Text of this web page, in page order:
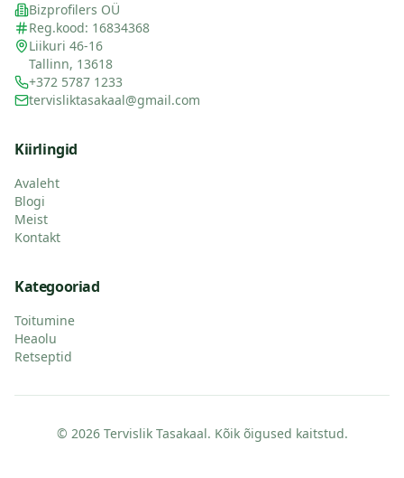
Bizprofilers OÜ
Reg.kood: 16834368
Liikuri 46-16
Tallinn, 13618
+372 5787 1233
tervisliktasakaal@gmail.com
Kiirlingid
Avaleht
Blogi
Meist
Kontakt
Kategooriad
Toitumine
Heaolu
Retseptid
© 2026 Tervislik Tasakaal. Kõik õigused kaitstud.